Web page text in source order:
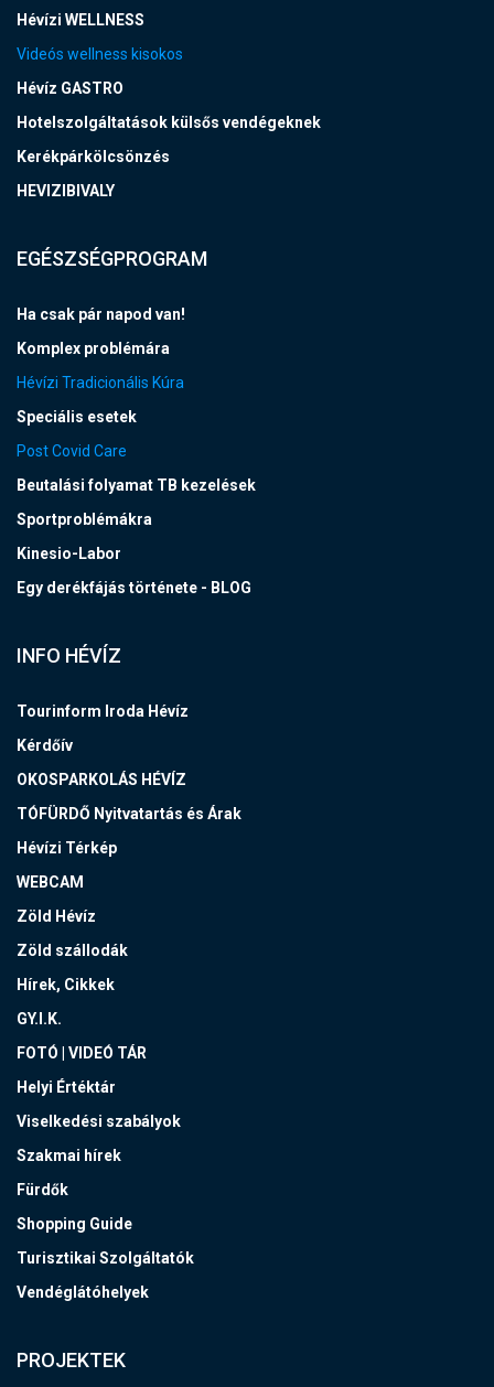
Hévízi WELLNESS
Videós wellness kisokos
Hévíz GASTRO
Hotelszolgáltatások külsős vendégeknek
Kerékpárkölcsönzés
HEVIZIBIVALY
EGÉSZSÉGPROGRAM
Ha csak pár napod van!
Komplex problémára
Hévízi Tradicionális Kúra
Speciális esetek
Post Covid Care
Beutalási folyamat TB kezelések
Sportproblémákra
Kinesio-Labor
Egy derékfájás története - BLOG
INFO HÉVÍZ
Tourinform Iroda Hévíz
Kérdőív
OKOSPARKOLÁS HÉVÍZ
TÓFÜRDŐ Nyitvatartás és Árak
Hévízi Térkép
WEBCAM
Zöld Hévíz
Zöld szállodák
Hírek, Cikkek
GY.I.K.
FOTÓ | VIDEÓ TÁR
Helyi Értéktár
Viselkedési szabályok
Szakmai hírek
Fürdők
Shopping Guide
Turisztikai Szolgáltatók
Vendéglátóhelyek
PROJEKTEK